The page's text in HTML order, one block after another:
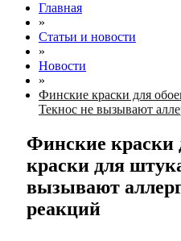
Главная
»
Статьи и новости
»
Новости
»
Финские краски для
Текнос не вызывают
Финские краски
краски для
вызывают
реакций